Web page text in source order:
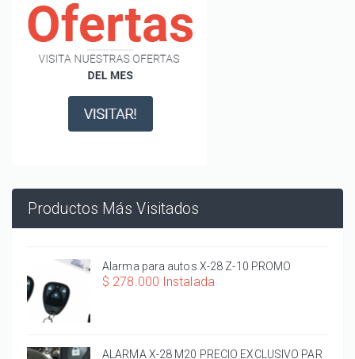
Productos Más Visitados
Alarma para autos X-28 Z-10 PROMO
$ 278.000 Instalada
ALARMA X-28 M20 PRECIO EXCLUSIVO PAR